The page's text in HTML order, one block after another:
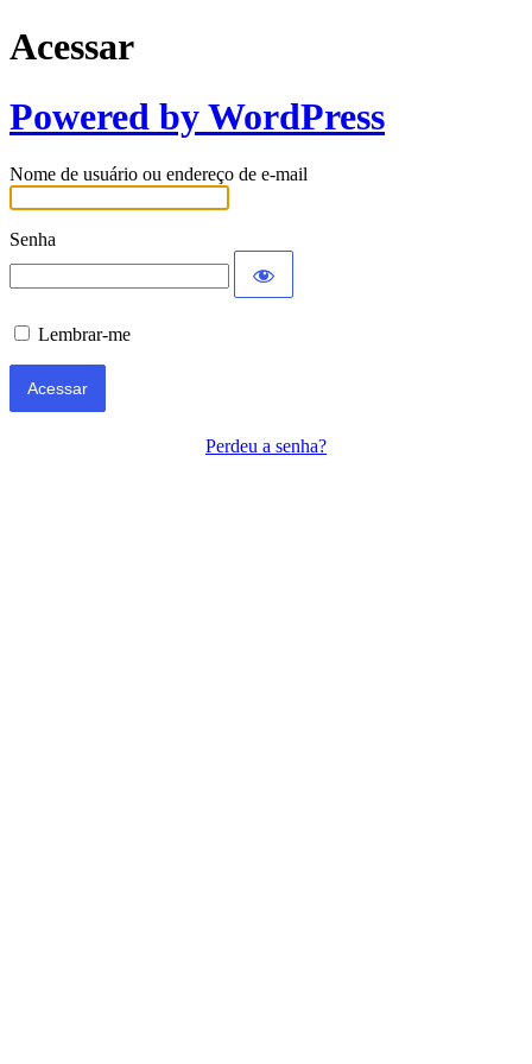
Acessar
Powered by WordPress
Nome de usuário ou endereço de e-mail
Senha
Lembrar-me
Perdeu a senha?